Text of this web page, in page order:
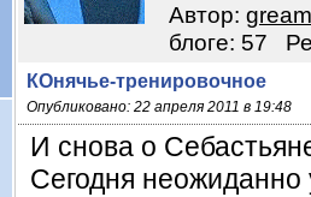
Автор:
блоге: 57
КОнячье-тренировочное
Опубликовано: 22 апреля 2011 в 19:48
И снова о
Сегодня